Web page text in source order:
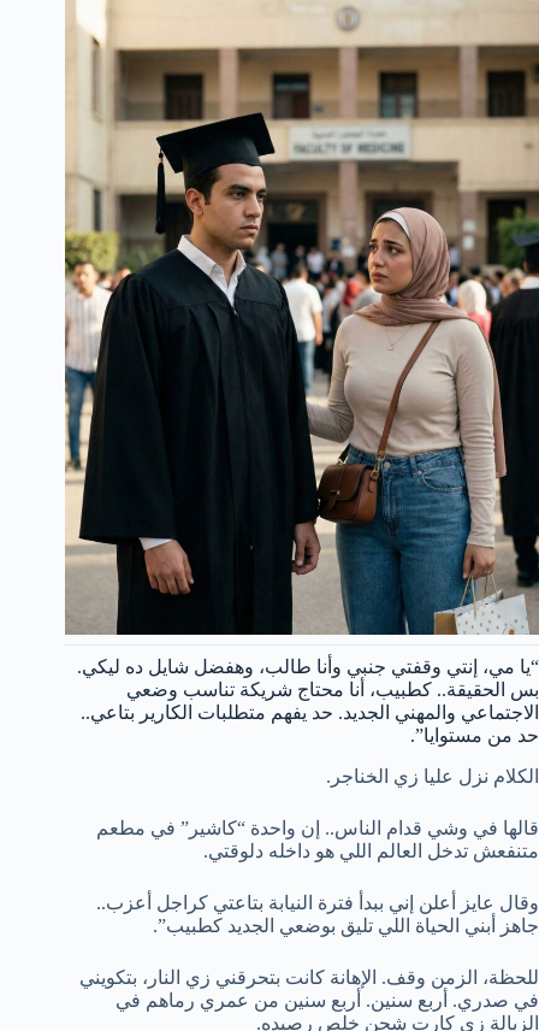
“يا مي، إنتي وقفتي جنبي وأنا طالب، وهفضل شايل ده ليكي.
بس الحقيقة.. كطبيب، أنا محتاج شريكة تناسب وضعي
الاجتماعي والمهني الجديد. حد يفهم متطلبات الكارير بتاعي..
حد من مستوايا”.
الكلام نزل عليا زي الخناجر.
قالها في وشي قدام الناس.. إن واحدة “كاشير” في مطعم
متنفعش تدخل العالم اللي هو داخله دلوقتي.
وقال عايز أعلن إني ببدأ فترة النيابة بتاعتي كراجل أعزب..
جاهز أبني الحياة اللي تليق بوضعي الجديد كطبيب”.
للحظة، الزمن وقف. الإهانة كانت بتحرقني زي النار، بتكويني
في صدري. أربع سنين. أربع سنين من عمري رماهم في
الزبالة زي كارت شحن خلص رصيده.